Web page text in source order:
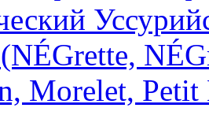
Morelet, Petit